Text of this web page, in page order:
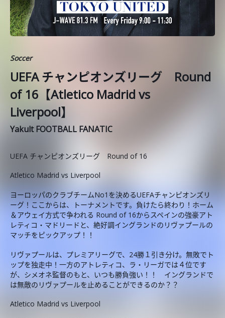
Soccer
UEFA チャンピオンズリーグ Round
of 16【Atletico Madrid vs
Liverpool】
Yakult FOOTBALL FANATIC
UEFA チャンピオンズリーグ Round of 16
Atletico Madrid vs Liverpool
ヨーロッパのクラブチームNo1を決めるUEFAチャンピオンズリ
ーグ！ここからは、トーナメントです。負けたら終わり！ホーム
＆アウェイ方式で争われる Round of 16からスペインの強豪アト
レティコ・マドリードと、絶好調イングランドのリヴァプールの
マッチをピックアップ！！
リヴァプールは、プレミアリーグで、24勝１引き分け。無敗でト
ップを独走中！一方のアトレティコ、ラ・リーガでは４位です
が、シメオネ監督のもと、いつも勝負強い！！ イングランドで
は無敵のリヴァプールを止めることができるのか？？
Atletico Madrid vs Liverpool